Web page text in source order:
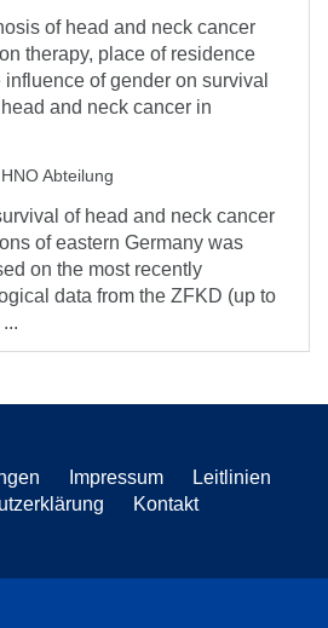
of head and neck cancer
therapy, place of residence
of gender on survival
and neck cancer in
Abteilung
of head and neck cancer
of eastern Germany was
on the most recently
data from the ZFKD (up to
Impressum
Leitlinien
Kontakt